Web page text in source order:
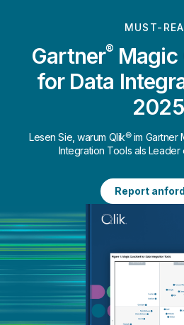
MUST-
Gartner® Magic
for Data
2025
Lesen Sie, warum Qlik® im Gartner
Integration Tools als
Report